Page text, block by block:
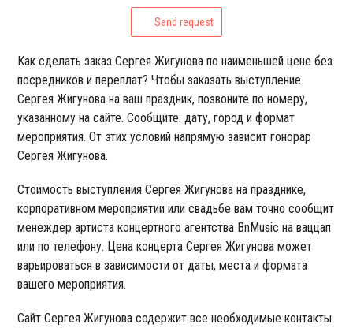
Send request
Как сделать заказ Сергея Жигунова по наименьшей цене без
посредников и переплат? Чтобы заказать выступление
Сергея Жигунова на ваш праздник, позвоните по номеру,
указанному на сайте. Сообщите: дату, город и формат
мероприятия. От этих условий напрямую зависит гонорар
Сергея Жигунова.
Стоимость выступления Сергея Жигунова на празднике,
корпоративном мероприятии или свадьбе вам точно сообщит
менеждер артиста концертного агентства BnMusic на ваццап
или по телефону. Цена концерта Сергея Жигунова может
варьироваться в зависимости от даты, места и формата
вашего мероприятия.
Сайт Сергея Жигунова содержит все необходимые контакты